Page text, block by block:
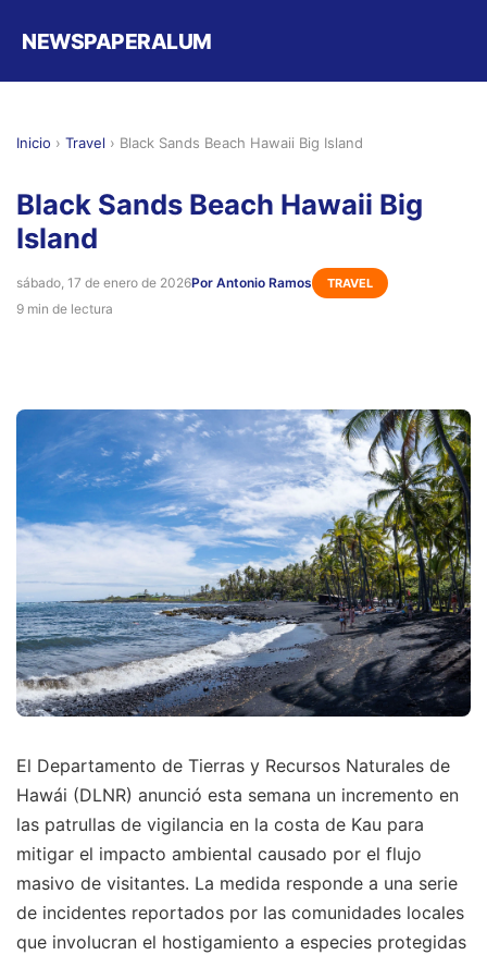
NEWSPAPERALUM
Inicio › Travel › Black Sands Beach Hawaii Big Island
Black Sands Beach Hawaii Big
Island
sábado, 17 de enero de 2026Por Antonio Ramos TRAVEL
9 min de lectura
El Departamento de Tierras y Recursos Naturales de
Hawái (DLNR) anunció esta semana un incremento en
las patrullas de vigilancia en la costa de Kau para
mitigar el impacto ambiental causado por el flujo
masivo de visitantes. La medida responde a una serie
de incidentes reportados por las comunidades locales
que involucran el hostigamiento a especies protegidas